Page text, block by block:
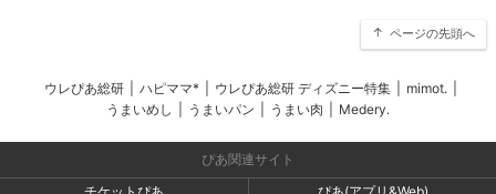
ページの先頭へ
ウレぴあ総研 ハピママ* ウレぴあ総研 ディズニー特集 mimot.
うまいめし
うまいパン うまい肉 Medery.
ぴあ関連サイト